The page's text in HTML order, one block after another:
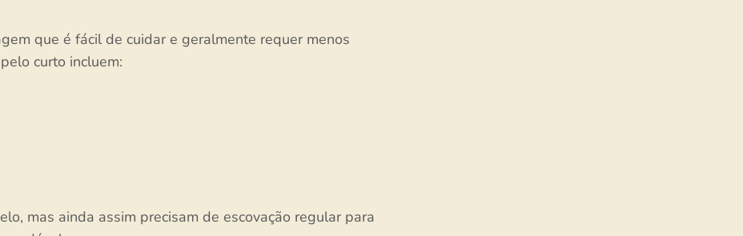
que é fácil de cuidar e geralmente requer menos
curto incluem:
mas ainda assim precisam de escovação regular para